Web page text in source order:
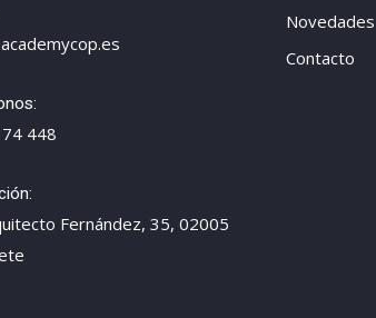
448
Fernández, 35, 02005
Novedades
Contacto